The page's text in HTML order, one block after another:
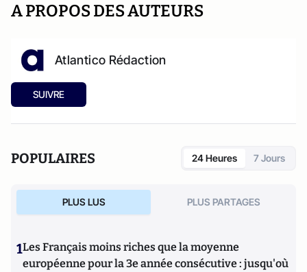
A PROPOS DES AUTEURS
Atlantico Rédaction
SUIVRE
POPULAIRES 24 Heures 7 Jours
PLUS LUS PLUS PARTAGES
1Les Français moins riches que la moyenne
européenne pour la 3e année consécutive : jusqu'où